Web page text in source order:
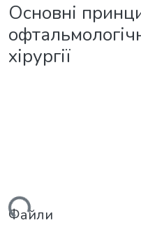
Основні
хірургії
Файли